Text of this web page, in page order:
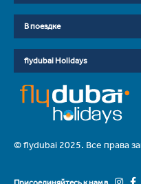
В поездке
flydubai Holidays
© flydubai 2025. Все права